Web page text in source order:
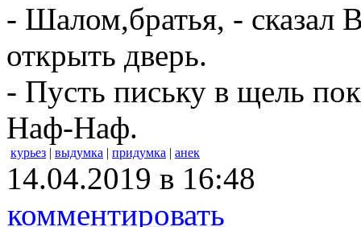
- Шалом,братья, - сказал
открыть дверь.
- Пусть письку в щель
Наф-Наф.
курьез | выдумка | придумка | анек
14.04.2019 в 16:48
комментировать